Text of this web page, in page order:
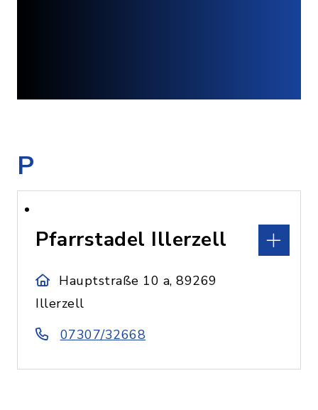
P
Pfarrstadel Illerzell
Hauptstraße 10 a, 89269
Illerzell
07307/32668